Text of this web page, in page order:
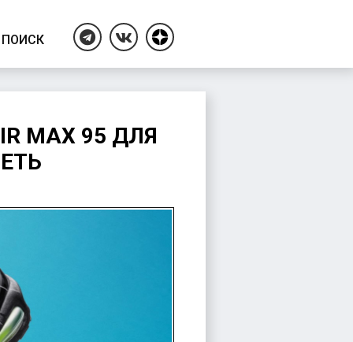
ПОИСК
TelegramВКонтакте
Дзен
MAX 95 ДЛЯ